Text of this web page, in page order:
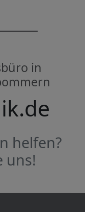
in
helfen?
uns!